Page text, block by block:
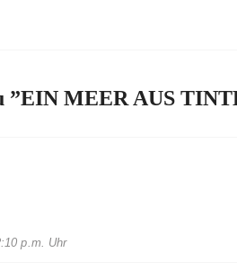
”EIN MEER AUS
p.m. Uhr